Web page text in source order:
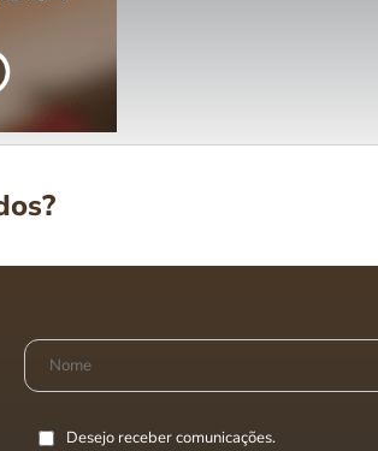
Desejo receber comunicações.